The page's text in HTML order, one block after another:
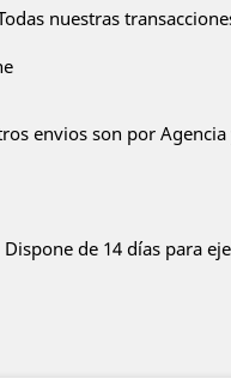
nuestras
envios son por Agencia
de 14 días para